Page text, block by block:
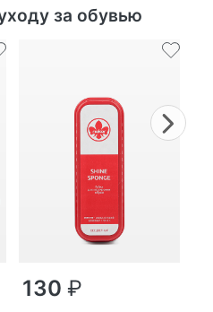
за обувью
130₽